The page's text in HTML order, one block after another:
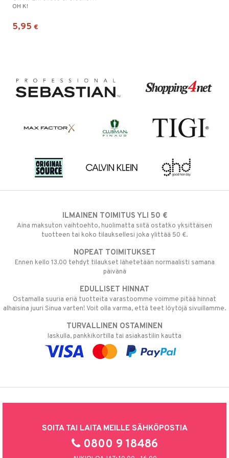
OH K!
5,95 €
ILMAINEN TOIMITUS YLI 50 €
Aina maksuton vaihtoehto, huolimatta siitä ostatko yksittäisen
tuotteen tai koko tilauksellesi joka ylittää 50 €.
NOPEAT TOIMITUKSET
Ennen kello 13.00 tehdyt tilaukset lähetetään normaalisti samana
päivänä
EDULLISET HINNAT
Ostamalla suuria eriä tuotteita varastoomme voimme pitää hinnat
alhaisina juuri Sinua varten! Voit olla varma, että teet löytöjä sivuillamme.
TURVALLINEN OSTAMINEN
laskulla, pankkikortilla tai asiakastilin kautta
SOITA TAI LAITA MEILLE SÄHKÖPOSTIA
0800 9 18486